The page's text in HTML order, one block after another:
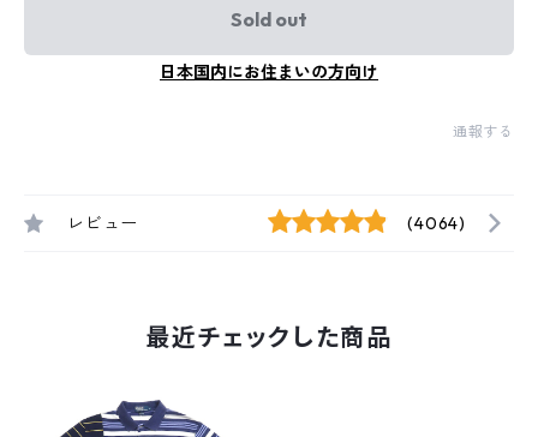
Sold out
日本国内にお住まいの方向け
通報する
レビュー (4064)
最近チェックした商品